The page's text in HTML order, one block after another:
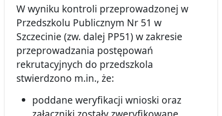
W wyniku kontroli przeprowadzonej w
Przedszkolu Publicznym Nr 51 w
Szczecinie (zw. dalej PP51) w zakresie
przeprowadzania postępowań
rekrutacyjnych do przedszkola
stwierdzono m.in., że:
poddane weryfikacji wnioski oraz